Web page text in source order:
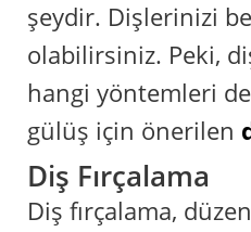
şeydir. Dişlerinizi
olabilirsiniz. Peki,
hangi yöntemleri
gülüş için önerilen
Diş Fırçalama
Diş fırçalama,